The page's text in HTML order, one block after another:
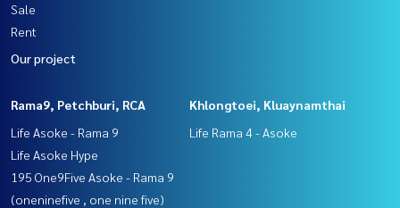
Sale
Rent
Our project
Rama9, Petchburi, RCA
Life Asoke - Rama 9
Life Asoke Hype
195 One9Five Asoke - Rama 9
(oneninefive , one nine five)
Khlongtoei, Kluaynamthai
Life Rama 4 - Asoke